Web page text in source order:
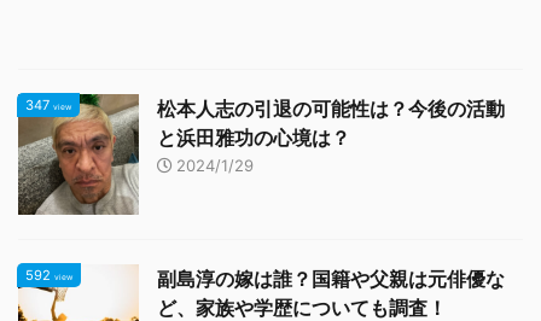
347 view
松本人志の引退の可能性は？今後の活動
と浜田雅功の心境は？
2024/1/29
592 view
副島淳の嫁は誰？国籍や父親は元俳優な
ど、家族や学歴についても調査！